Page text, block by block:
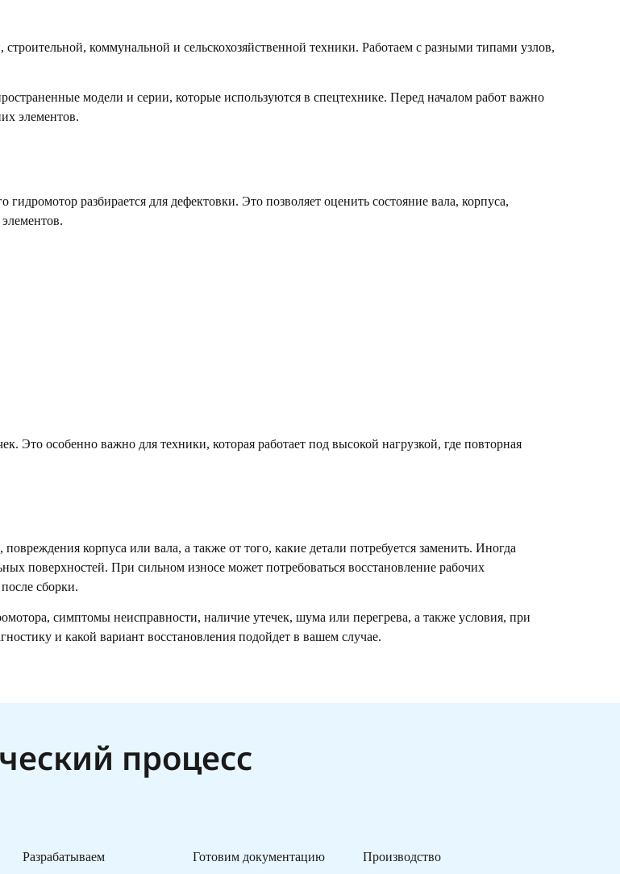
коммунальной и сельскохозяйственной техники. Работаем с разными типами узлов,
модели и серии, которые используются в спецтехнике. Перед началом работ важно
элементов.
разбирается для дефектовки. Это позволяет оценить состояние вала, корпуса,
Это особенно важно для техники, которая работает под высокой нагрузкой, где повторная
корпуса или вала, а также от того, какие детали потребуется заменить. Иногда
поверхностей. При сильном износе может потребоваться восстановление рабочих
сборки.
симптомы неисправности, наличие утечек, шума или перегрева, а также условия, при
и какой вариант восстановления подойдет в вашем случае.
процесс
Разрабатываем
Готовим документацию Производство